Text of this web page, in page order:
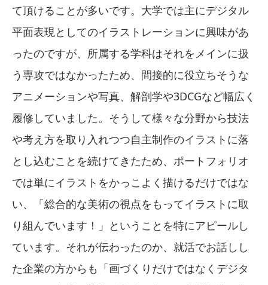
て頂けることが多いです。大学では主にデジタル
平面表現としてのイラストレーションに興味があ
ったのですが、所属する学科はそれをメインに扱
う専攻ではなかったため、間接的に役立ちそうな
アニメーションや写真、解剖学や3DCGなど幅広く
履修していました。そうして様々な分野から技法
や考え方を取り入れつつ自主制作のイラストに落
とし込むことを続けてきたため、ポートフォリオ
では単にイラストをかっこよく描けるだけではな
い、「総合的な美術の視点をもってイラストに取
り組んでいます！」ということを特にアピールし
ています。それが伝わったのか、就活でお話しし
た企業の方からも「画づくりだけではなくデジタ